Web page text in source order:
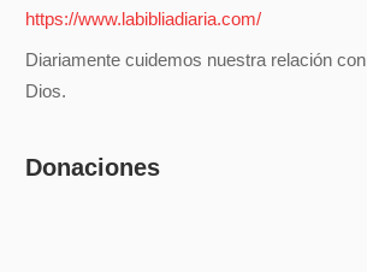
Diariamente cuidemos nuestra relación con
Dios.
Donaciones